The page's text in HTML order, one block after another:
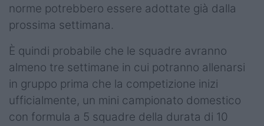
norme potrebbero essere adottate già dalla
prossima settimana.
È quindi probabile che le squadre avranno
almeno tre settimane in cui potranno allenarsi
in gruppo prima che la competizione inizi
ufficialmente, un mini campionato domestico
con formula a 5 squadre della durata di 10